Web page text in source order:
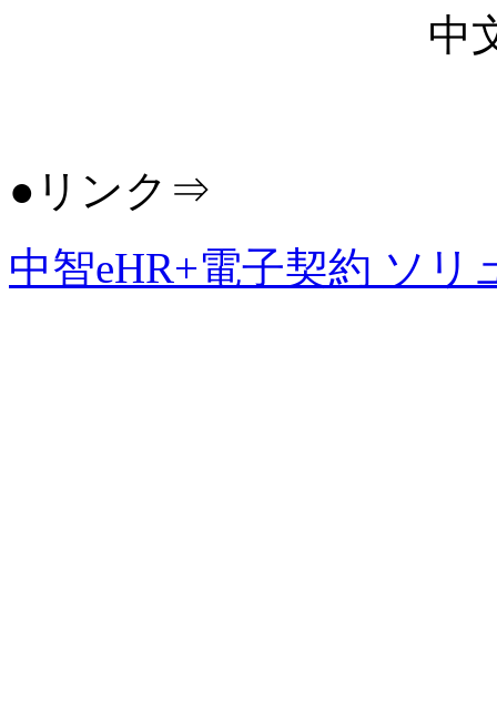
中
●リンク⇒
中智eHR+電子契約 ソ